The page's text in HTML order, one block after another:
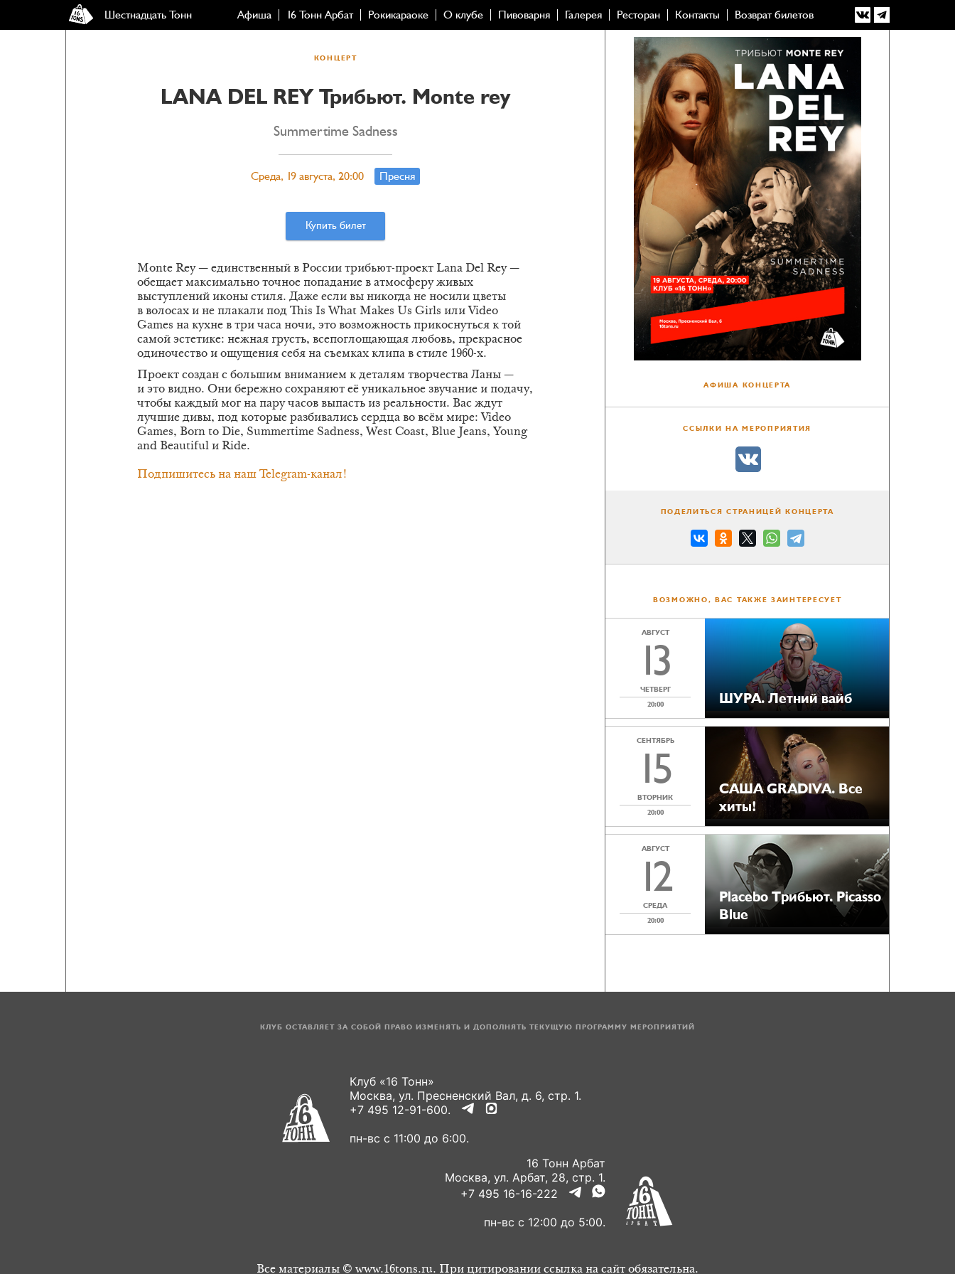
Шестнадцать Тонн Афиша 16 Тонн Арбат Рокикараоке О клубе Пивоварня Галерея Ресторан Контакты Возврат билетов
КОНЦЕРТ
LANA DEL REY Трибьют. Monte rey
Summertime Sadness
Среда, 19 августа, 20:00 Пресня
Купить билет
Monte Rey — единственный в России трибьют-проект Lana Del Rey —
обещает максимально точное попадание в атмосферу живых
выступлений иконы стиля. Даже если вы никогда не носили цветы
в волосах и не плакали под This Is What Makes Us Girls или Video
Games на кухне в три часа ночи, это возможность прикоснуться к той
самой эстетике: нежная грусть, всепоглощающая любовь, прекрасное
одиночество и ощущения себя на съемках клипа в стиле 1960-х.
Проект создан с большим вниманием к деталям творчества Ланы —
и это видно. Они бережно сохраняют её уникальное звучание и подачу,
чтобы каждый мог на пару часов выпасть из реальности. Вас ждут
лучшие дивы, под которые разбивались сердца во всём мире: Video
Games, Born to Die, Summertime Sadness, West Coast, Blue Jeans, Young
and Beautiful и Ride.
Подпишитесь на наш Telegram-канал!
АФИША КОНЦЕРТА
ССЫЛКИ НА МЕРОПРИЯТИЯ
ПОДЕЛИТЬСЯ СТРАНИЦЕЙ КОНЦЕРТА
ВОЗМОЖНО, ВАС ТАКЖЕ ЗАИНТЕРЕСУЕТ
АВГУСТ
13
ЧЕТВЕРГ
20:00
ШУРА. Летний вайб
СЕНТЯБРЬ
15
ВТОРНИК
20:00
САША GRADIVA. Все
хиты!
АВГУСТ
12
СРЕДА
20:00
Placebo Tрибьют. Picasso
Blue
КЛУБ ОСТАВЛЯЕТ ЗА СОБОЙ ПРАВО ИЗМЕНЯТЬ И ДОПОЛНЯТЬ ТЕКУЩУЮ ПРОГРАММУ МЕРОПРИЯТИЙ
Клуб «16 Тонн»
Москва, ул. Пресненский Вал, д. 6, стр. 1.
+7 495 12-91-600.
пн-вс с 11:00 до 6:00.
16 Тонн Арбат
Москва, ул. Арбат, 28, стр. 1.
+7 495 16-16-222
пн-вс с 12:00 до 5:00.
Все материалы © www.16tons.ru. При цитировании ссылка на сайт обязательна.